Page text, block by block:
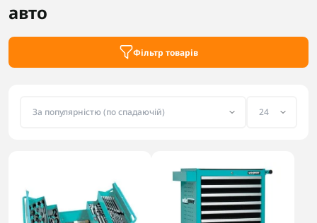
авто
Фільтр товарів